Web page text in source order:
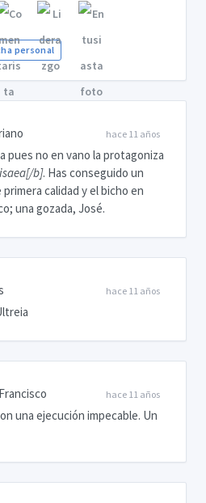
personal
hace 11 años
pues no en vano la protagoniza
b]. Has conseguido un
calidad y el bicho en
una gozada, José.
hace 11 años
hace 11 años
una ejecución impecable. Un